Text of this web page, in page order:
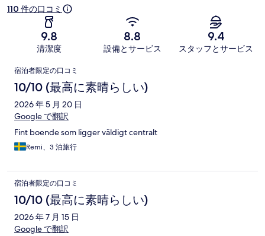
110 件の口コミ
9.8
清潔度
8.8
設備とサービス
9.4
スタッフとサービス
口
コ
ミ
宿泊者限定の口コミ
10/10 (最高に素晴らしい)
2026 年 5 月 20 日
Google で翻訳
Fint boende som ligger väldigt centralt
Remi、3 泊旅行
宿泊者限定の口コミ
10/10 (最高に素晴らしい)
2026 年 7 月 15 日
Google で翻訳